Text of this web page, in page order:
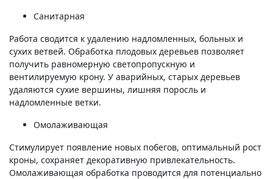
Санитарная
Работа сводится к удалению надломленных, больных и
сухих ветвей. Обработка плодовых деревьев позволяет
получить равномерную светопропускную и
вентилируемую крону. У аварийных, старых деревьев
удаляются сухие вершины, лишняя поросль и
надломленные ветки.
Омолаживающая
Стимулирует появление новых побегов, оптимальный рост
кроны, сохраняет декоративную привлекательность.
Омолаживающая обработка проводится для потенциально